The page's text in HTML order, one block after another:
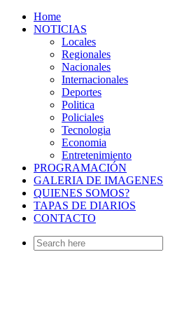
Home
NOTICIAS
Locales
Regionales
Nacionales
Internacionales
Deportes
Politica
Policiales
Tecnologia
Economia
Entretenimiento
PROGRAMACIÓN
GALERIA DE IMAGENES
QUIENES SOMOS?
TAPAS DE DIARIOS
CONTACTO
Search
for: